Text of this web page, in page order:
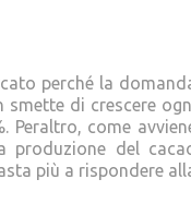
perché la
di crescere
Peraltro, come
produzione del
più a rispondere